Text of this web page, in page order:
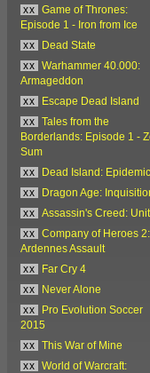
xx
Game of Thrones:
Episode 1 - Iron from Ice
xx
Dead State
xx
Warhammer 40.000:
Armageddon
xx
Escape Dead Island
xx
Tales from the
Borderlands: Episode 1 -
Sum
xx
Dead Island: Epidemic
xx
Dragon Age:
xx
Assassin's Creed:
xx
Company of Heroes 2:
Ardennes Assault
xx
Far Cry 4
xx
Never Alone
xx
Pro Evolution Soccer
2015
xx
This War of Mine
xx
World of Warcraft: